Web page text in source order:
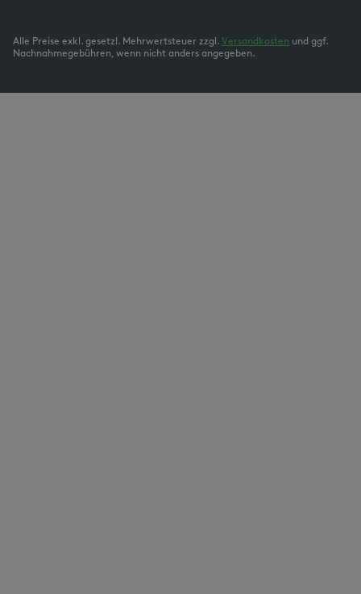
Alle Preise exkl. gesetzl. Mehrwertsteuer zzgl. Versandkosten und ggf.
Nachnahmegebühren, wenn nicht anders angegeben.